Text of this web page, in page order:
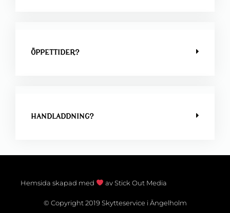
ÖPPETTIDER?
HANDLADDNING?
Hemsida skapad med av Stick Out Media
© Copyright 2019 Skytteservice i Ängelholm